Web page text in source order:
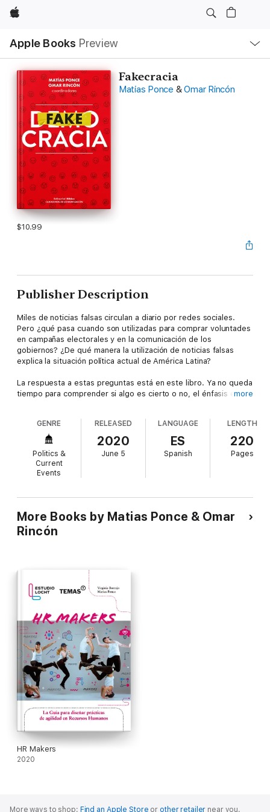
Apple
Apple Books Preview
Nav
Open
Menu
Fakecracia
Matias Ponce & Omar Rincón
$10.99
Publisher Description
Miles de noticias falsas circulan a diario por redes sociales.
Pero ¿qué pasa cuando son utilizadas para comprar voluntades
en campañas electorales y en la comunicación de los
gobiernos? ¿De qué manera la utilización de noticias falsas
explica la situación política actual de América Latina?
La respuesta a estas preguntas está en este libro. Ya no queda
tiempo para comprender si algo es cierto o no, el énfasis está
Las noticias falsas se mueven rápidamente, penetran grupos
de WhatsApp, cuentas de Twitter, Facebook e Instagram, y así
afectan los criterios que utilizamos para tomar decisiones en
democracia.
more
GENRE
Politics &
Current
Events
RELEASED
2020
June 5
LANGUAGE
ES
Spanish
LENGTH
220
Pages
More Books by Matias Ponce & Omar
Rincón
HR Makers
2020
More ways to shop: Find an Apple Store or other retailer near you.